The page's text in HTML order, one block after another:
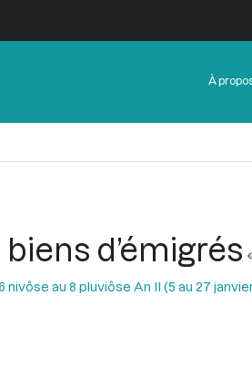
de
À
d’émigrés
nivôse au 8 pluviôse An II (5 au 27